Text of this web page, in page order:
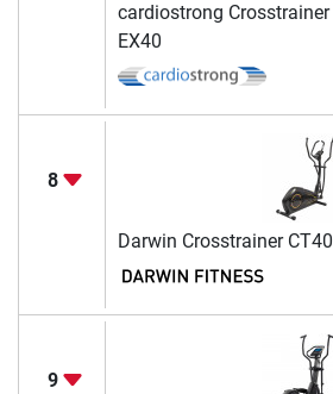
cardiostrong Crosstrainer
EX40
8
Darwin Crosstrainer CT40
9